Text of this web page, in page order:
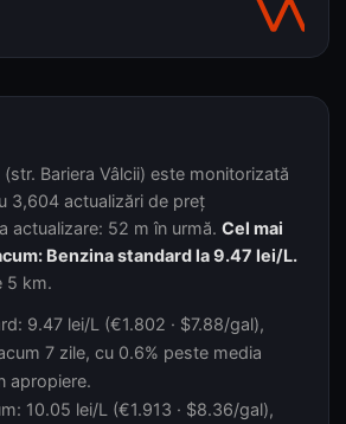
(str. Bariera Vâlcii) este monitorizată
3,604 actualizări de preț
actualizare: 52 m în urmă. Cel mai
Benzina standard la 9.47 lei/L.
5 km.
9.47 lei/L (€1.802 · $7.88/gal),
7 zile, cu 0.6% peste media
apropiere.
10.05 lei/L (€1.913 · $8.36/gal),